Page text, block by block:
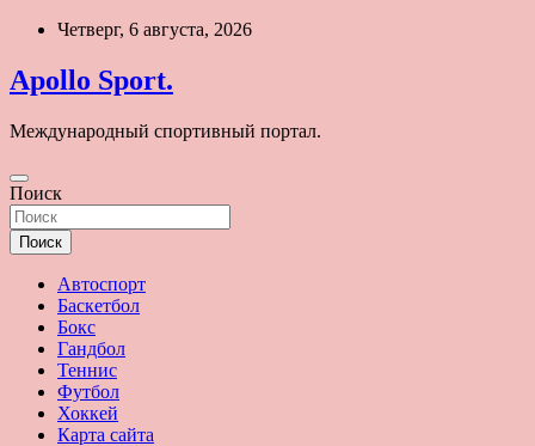
Перейти
содержимому
Четверг, 6 августа, 2026
Apollo Sport.
Международный спортивный портал.
Поиск
Поиск
Автоспорт
Баскетбол
Бокс
Гандбол
Теннис
Футбол
Хоккей
Карта сайта